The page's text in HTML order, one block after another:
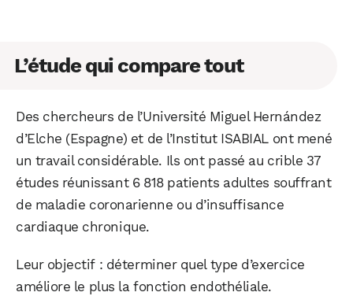
L’étude qui compare tout
Des chercheurs de l’Université Miguel Hernández
d’Elche (Espagne) et de l’Institut ISABIAL ont mené
un travail considérable. Ils ont passé au crible 37
études réunissant 6 818 patients adultes souffrant
de maladie coronarienne ou d’insuffisance
cardiaque chronique.
Leur objectif : déterminer quel type d’exercice
améliore le plus la fonction endothéliale.